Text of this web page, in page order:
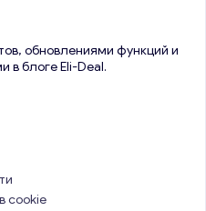
обновлениями функций и
в блоге Eli-Deal.
cookie